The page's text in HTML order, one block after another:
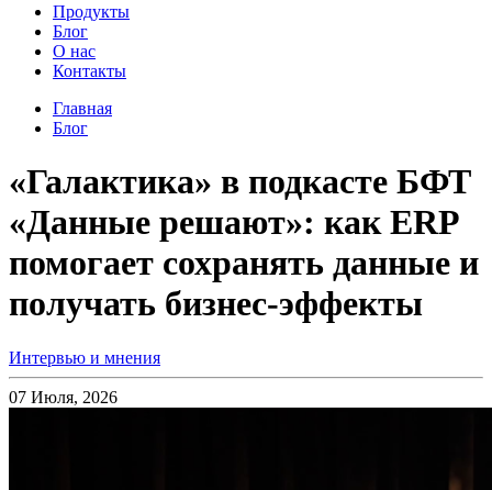
Продукты
Блог
О нас
Контакты
Главная
Блог
«Галактика» в подкасте БФТ
«Данные решают»: как ERP
помогает сохранять данные и
получать бизнес-эффекты
Интервью и мнения
07 Июля, 2026